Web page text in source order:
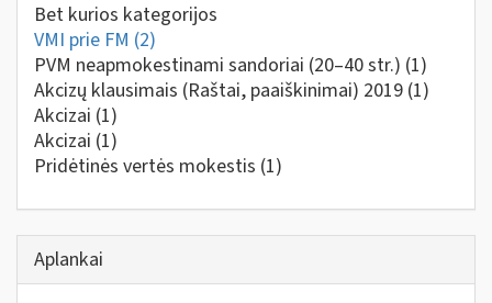
Bet kurios kategorijos
VMI prie FM (2)
PVM neapmokestinami sandoriai (20–40 str.) (1)
Akcizų klausimais (Raštai, paaiškinimai) 2019 (1)
Akcizai (1)
Akcizai (1)
Pridėtinės vertės mokestis (1)
Aplankai